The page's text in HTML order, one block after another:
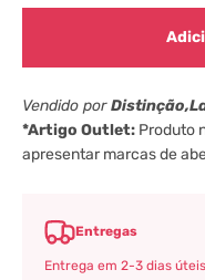
Vendido por
*Artigo Outlet: Produto
apresentar marcas de
Entregas
Entrega em 2-3 dias